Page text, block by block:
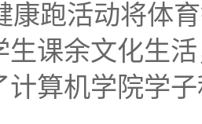
康跑活动将体
生课余文化生
计算机学院学